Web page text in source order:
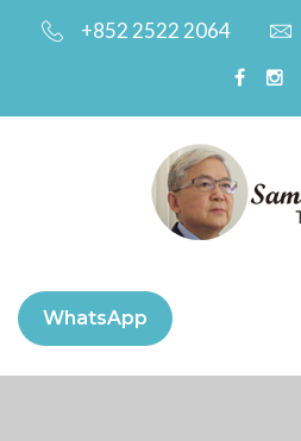
+852 2522 2064
WhatsApp